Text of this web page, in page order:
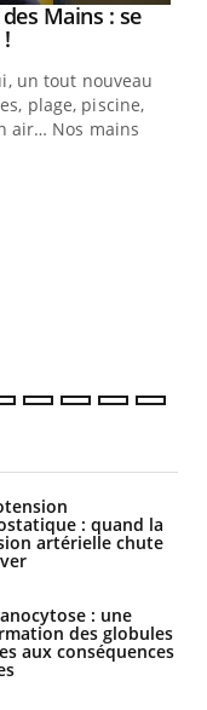
Mains : se
Youtube
un tout nouveau
plage, piscine,
air… Nos mains
: quand la
artérielle chute
: une
des globules
aux conséquences